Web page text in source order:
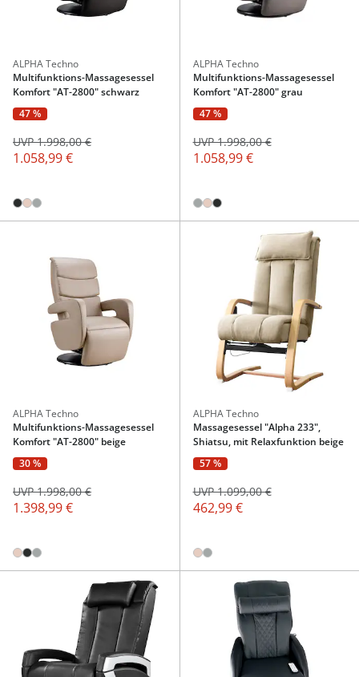
ALPHA Techno
Multifunktions-Massagesessel
Komfort "AT-2800" schwarz
47 %
1.058,99 €
UVP 1.998,00 €
ALPHA Techno
Multifunktions-Massagesessel
Komfort "AT-2800" grau
47 %
1.058,99 €
UVP 1.998,00 €
ALPHA Techno
Multifunktions-Massagesessel
Komfort "AT-2800" beige
30 %
1.398,99 €
UVP 1.998,00 €
ALPHA Techno
Massagesessel "Alpha 233",
Shiatsu, mit Relaxfunktion beige
57 %
462,99 €
UVP 1.099,00 €